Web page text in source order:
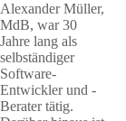
Alexander Müller,
MdB, war 30
Jahre lang als
selbständiger
Software-
Entwickler und -
Berater tätig.